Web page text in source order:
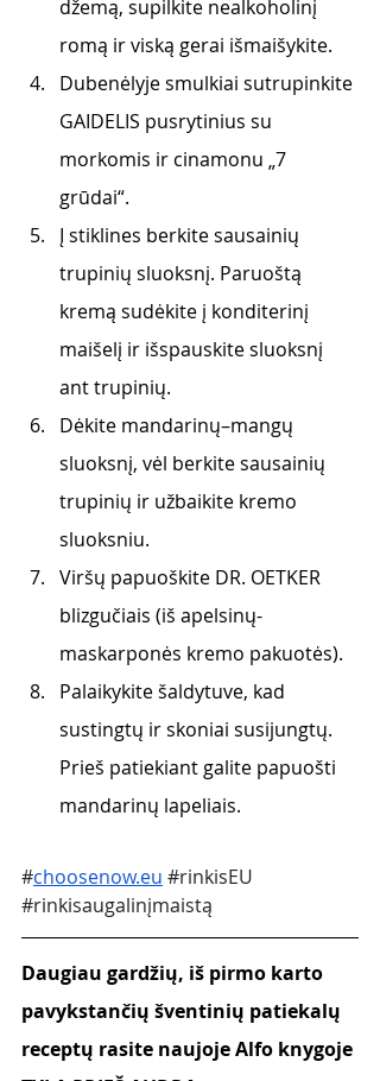
džemą, supilkite nealkoholinį
romą ir viską gerai išmaišykite.
Dubenėlyje smulkiai sutrupinkite
GAIDELIS pusrytinius su
morkomis ir cinamonu „7
grūdai“.
Į stiklines berkite sausainių
trupinių sluoksnį. Paruoštą
kremą sudėkite į konditerinį
maišelį ir išspauskite sluoksnį
ant trupinių.
Dėkite mandarinų–mangų
sluoksnį, vėl berkite sausainių
trupinių ir užbaikite kremo
sluoksniu.
Viršų papuoškite DR. OETKER
blizgučiais (iš apelsinų-
maskarponės kremo pakuotės).
Palaikykite šaldytuve, kad
sustingtų ir skoniai susijungtų.
Prieš patiekiant galite papuošti
mandarinų lapeliais.
#choosenow.eu #rinkisEU
#rinkisaugalinįmaistą
Daugiau gardžių, iš pirmo karto
pavykstančių šventinių patiekalų
receptų rasite naujoje Alfo knygoje